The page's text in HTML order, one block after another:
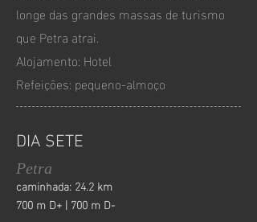
longe das grandes massas de turismo
que Petra atrai.
Alojamento: Hotel
Refeições: pequeno-almoço
DIA SETE
Petra
caminhada: 24.2 km
700 m D+ | 700 m D-